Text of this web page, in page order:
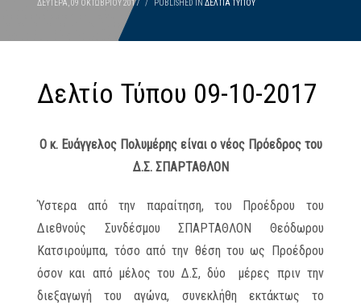
ΔΕΥΤΈΡΑ, 09 ΟΚΤΩΒΡΊΟΥ 2017 / PUBLISHED INΔΕΛΤΊΑ ΤΎΠΟΥ
Δελτίο Τύπου 09-10-2017
Ο κ. Ευάγγελος Πολυμέρης είναι ο νέος Πρόεδρος του
Δ.Σ. ΣΠΑΡΤΑΘΛΟΝ
Ύστερα από την παραίτηση, του Προέδρου του
Διεθνούς Συνδέσμου ΣΠΑΡΤΑΘΛΟΝ Θεόδωρου
Κατσιρούμπα, τόσο από την θέση του ως Προέδρου
όσον και από μέλος του Δ.Σ, δύο μέρες πριν την
διεξαγωγή του αγώνα, συνεκλήθη εκτάκτως το